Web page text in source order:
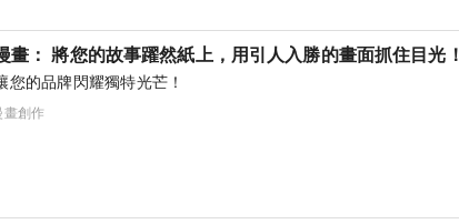
畫： 將您的故事躍然紙上，用引人入勝的畫面抓住目光！
您的品牌閃耀獨特光芒！
創作